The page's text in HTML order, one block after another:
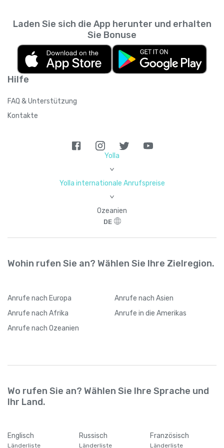
Hilfe
FAQ & Unterstützung
Kontakte
Laden Sie sich die App herunter und erhalten
Sie Bonuse
Yolla
>
Yolla internationale Anrufspreise
>
Ozeanien
DE
Wohin rufen Sie an? Wählen Sie Ihre Zielregion.
Anrufe nach Europa Anrufe nach Asien
Anrufe nach Afrika Anrufe in die Amerikas
Anrufe nach Ozeanien
Wo rufen Sie an? Wählen Sie Ihre Sprache und
Ihr Land.
Englisch
Länderliste
Russisch
Länderliste
Französisch
Länderliste